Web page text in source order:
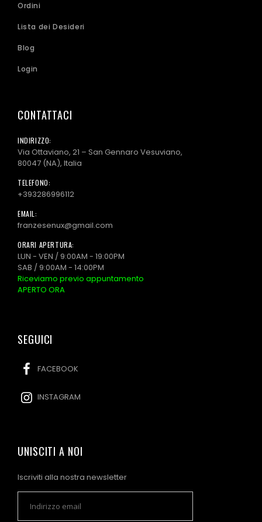
Ordini
Lista dei Desideri
Blog
Login
CONTATTACI
INDIRIZZO:
Via Ottaviano, 21 – San Gennaro Vesuviano,
80047 (NA), Italia
TELEFONO:
+393286996112
EMAIL:
franzesenux@gmail.com
ORARI APERTURA:
LUN - VEN / 9:00AM - 19:00PM
SAB / 9:00AM - 14:00PM
Riceviamo previo appuntamento
APERTO ORA
SEGUICI
FACEBOOK
INSTAGRAM
UNISCITI A NOI
Iscriviti alla nostra newsletter